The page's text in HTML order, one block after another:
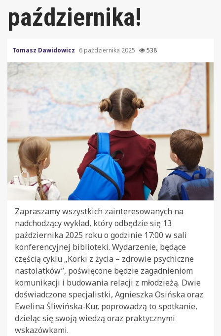
października!
Tomasz Dawidowicz 6 października 2025 538
Zapraszamy wszystkich zainteresowanych na
nadchodzący wykład, który odbędzie się 13
października 2025 roku o godzinie 17:00 w sali
konferencyjnej biblioteki. Wydarzenie, będące
częścią cyklu „Korki z życia – zdrowie psychiczne
nastolatków”, poświęcone będzie zagadnieniom
komunikacji i budowania relacji z młodzieżą. Dwie
doświadczone specjalistki, Agnieszka Osińska oraz
Ewelina Śliwińska-Kur, poprowadzą to spotkanie,
dzieląc się swoją wiedzą oraz praktycznymi
wskazówkami.